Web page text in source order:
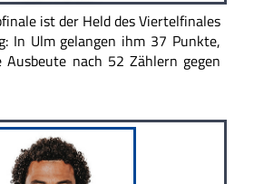
ist der Held des Viertelfinales
In Ulm gelangen ihm 37 Punkte,
Ausbeute nach 52 Zählern gegen